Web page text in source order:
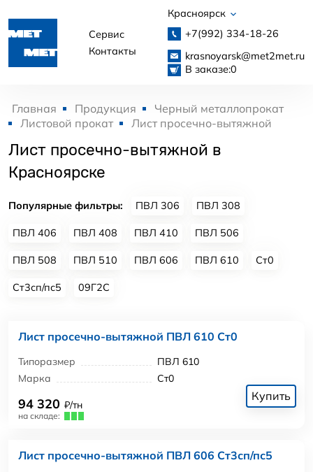
Сервис
Контакты
Красноярск
+7(992) 334-18-26
krasnoyarsk@met2met.ru
В заказе:0
Главная Продукция
Черный металлопрокат
Листовой прокат
Лист просечно-вытяжной
Лист просечно-вытяжной в
Красноярске
Популярные фильтры: ПВЛ 306 ПВЛ 308
ПВЛ 406 ПВЛ 408 ПВЛ 410 ПВЛ 506
ПВЛ 508 ПВЛ 510 ПВЛ 606 ПВЛ 610 Ст0
Ст3сп/пс5 09Г2С
Лист просечно-вытяжной ПВЛ 610 Ст0
Типоразмер
ПВЛ 610
Марка
Ст0
94 320 ₽/тн
на складе:
Купить
Лист просечно-вытяжной ПВЛ 606 Ст3сп/пс5